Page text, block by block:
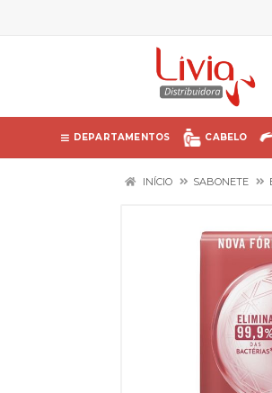
DEPARTAMENTOS CABELO
INÍCIO SABONETE